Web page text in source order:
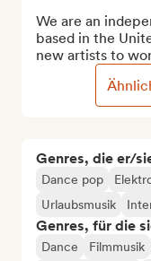
Genres, die er/
Dance pop
Urlaubsmusik
Genres, für die
Dance Filmmusik
We are an
based in the
new artists to